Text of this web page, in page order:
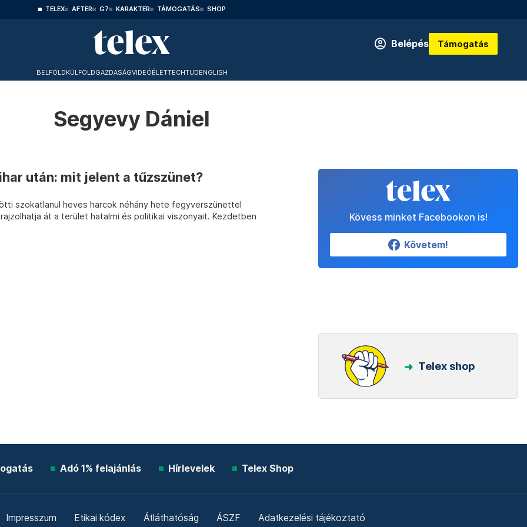
TELEX AFTER G7 KARAKTER TÁMOGATÁS SHOP
Belépés Támogatás
BELFÖLDKÜLFÖLDGAZDASÁGVIDEÓÉLETTECHTUDENGLISH
Segyevy Dániel
után: mit jelent a tűzszünet?
szokatlanul heves harcok néhány hete fegyverszünettel
át a terület hatalmi és politikai viszonyait. Kezdetben
Kövess minket Facebookon is!
Követem!
Telex shop
Adó 1% felajánlás Hírlevelek Telex Shop
Impresszum Etikai kódex Átláthatóság ÁSZF Adatkezelési tájékoztató